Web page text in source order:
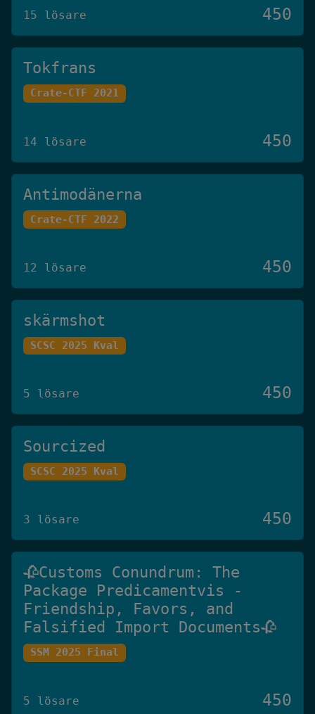
15 lösare 450
Tokfrans
Crate-CTF 2021
14 lösare 450
Antimodänerna
Crate-CTF 2022
12 lösare 450
skärmshot
SCSC 2025 Kval
5 lösare 450
Sourcized
SCSC 2025 Kval
3 lösare 450
🥀Customs Conundrum: The
Package Predicamentvis -
Friendship, Favors, and
Falsified Import Documents🥀
SSM 2025 Final
5 lösare 450